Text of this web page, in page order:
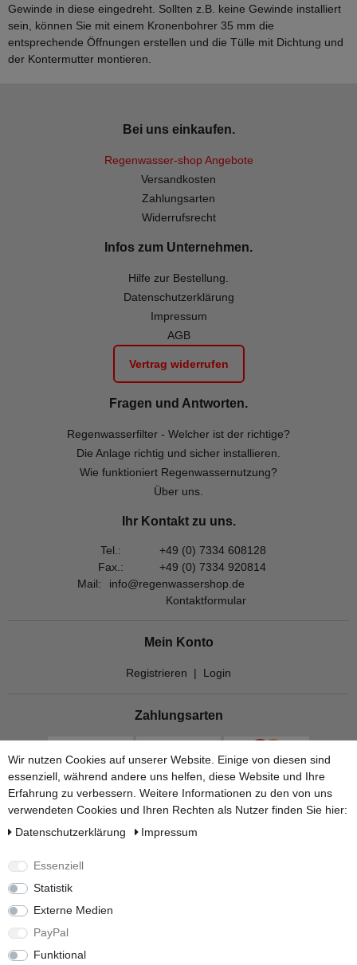
Gewinde in diese eingedreht. Sollten z.B. keine Gewinde installiert
sein, können Sie mit einem Kronenbohrer 35 mm die
entsprechende Öffnungen erstellen und die Tülle mit Dichtung und
der Kontermutter montieren.
Bei uns einkaufen.
Regenwasser-shop Angebote
Versandkosten
Zahlungsarten
Widerrufsrecht
Infos zum Unternehmen.
Hilfe zur Bestellung.
Datenschutzerklärung
Impressum
AGB
Vertrag widerrufen
Fragen und Antworten.
Regenwasserfilter - Welcher ist der richtige?
Die Anlage richtig und sicher installieren.
Wie funktioniert Regenwassernutzung?
Über uns.
Ihr Kontakt zu uns.
Tel.:
+49 (0) 7334 608128
Fax.:
+49 (0) 7334 920814
Mail:
info@regenwassershop.de
Kontaktformular
Mein Konto
Registrieren | Login
Zahlungsarten
Wir nutzen Cookies auf unserer Website. Einige von diesen sind
essenziell, während andere uns helfen, diese Website und Ihre
Erfahrung zu verbessern. Weitere Informationen zu den von uns
verwendeten Cookies und Ihren Rechten als Nutzer finden Sie hier:
Daten­schutz­erklärung
Impressum
Essenziell
Statistik
Externe Medien
PayPal
Funktional